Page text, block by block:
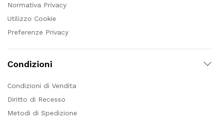
Normativa Privacy
Utilizzo Cookie
Preferenze Privacy
Condizioni
Condizioni di Vendita
Diritto di Recesso
Metodi di Spedizione